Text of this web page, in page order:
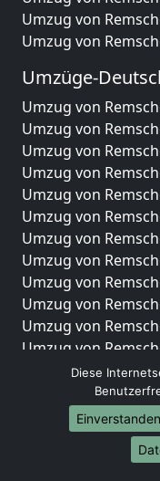
Umzug von
Umzug von
Umzüge-
Umzug von
Umzug von
Umzug von
Umzug von
Umzug von
Umzug von
Umzug von
Umzug von
Umzug von
Umzug von
Umzug von
Umzug von
Umzug von
Umzug von
Umzug von
Umzug von
Umzug von
Diese
Einverstanden